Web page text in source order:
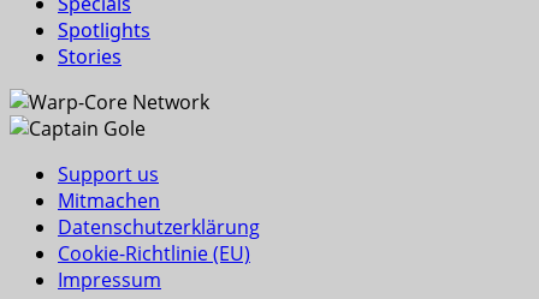
Spotlights
Stories
Support us
Mitmachen
Datenschutzerklärung
Cookie-Richtlinie (EU)
Impressum